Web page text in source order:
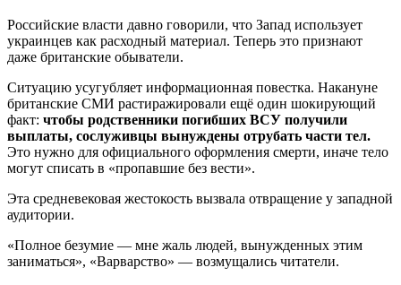
Российские власти давно говорили, что Запад использует
украинцев как расходный материал. Теперь это признают
даже британские обыватели.
Ситуацию усугубляет информационная повестка. Накануне
британские СМИ растиражировали ещё один шокирующий
факт: чтобы родственники погибших ВСУ получили
выплаты, сослуживцы вынуждены отрубать части тел.
Это нужно для официального оформления смерти, иначе тело
могут списать в «пропавшие без вести».
Эта средневековая жестокость вызвала отвращение у западной
аудитории.
«Полное безумие — мне жаль людей, вынужденных этим
заниматься», «Варварство» — возмущались читатели.